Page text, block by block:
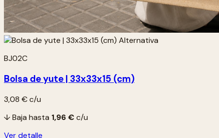
BJ02C
Bolsa de yute | 33x33x15 (cm)
3,08 €c/u
↓ Baja hasta 1,96 €c/u
Ver detalle